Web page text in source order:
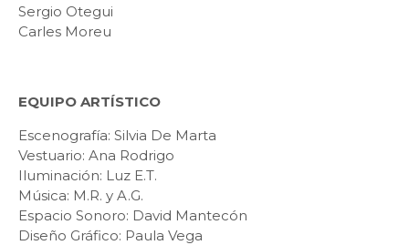
Sergio Otegui
Carles Moreu
EQUIPO ARTÍSTICO
Escenografía: Silvia De Marta
Vestuario: Ana Rodrigo
Iluminación: Luz E.T.
Música: M.R. y A.G.
Espacio Sonoro: David Mantecón
Diseño Gráfico: Paula Vega